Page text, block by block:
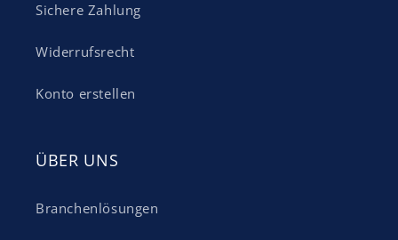
Sichere Zahlung
Widerrufsrecht
Konto erstellen
ÜBER UNS
Branchenlösungen